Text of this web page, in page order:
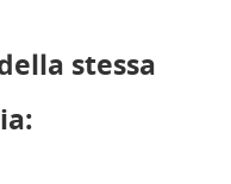
stessa